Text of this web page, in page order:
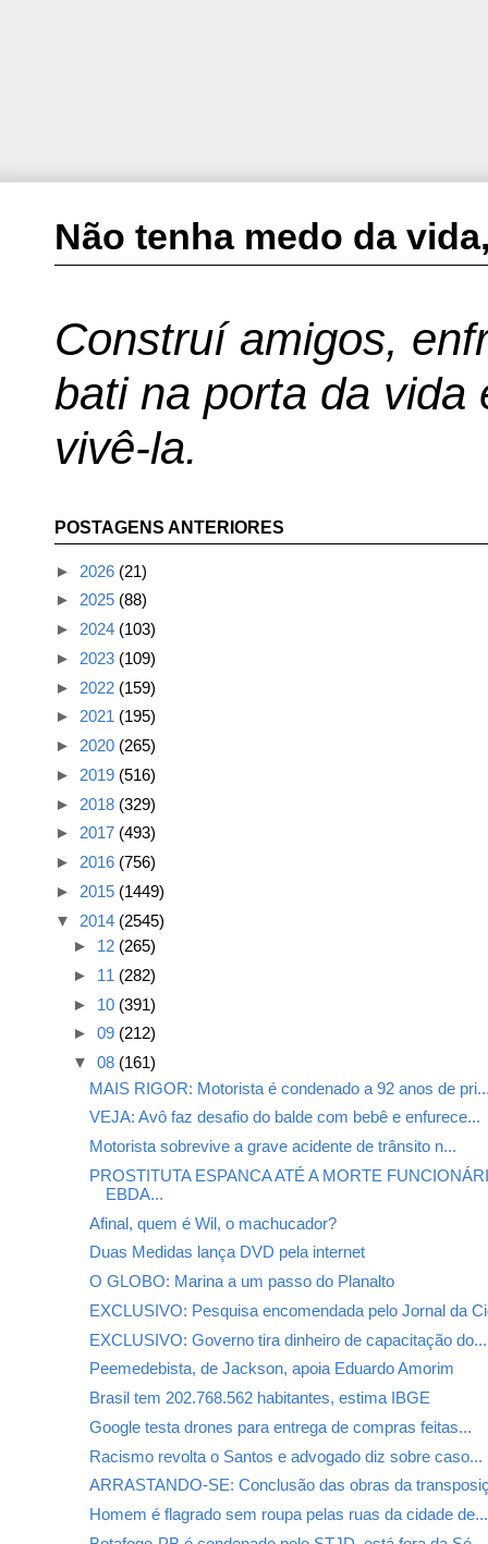
Não tenha medo da
Construí amigos,
bati na porta da vida
vivê-la.
POSTAGENS ANTERIORES
► 2026 (21)
► 2025 (88)
► 2024 (103)
► 2023 (109)
► 2022 (159)
► 2021 (195)
► 2020 (265)
► 2019 (516)
► 2018 (329)
► 2017 (493)
► 2016 (756)
► 2015 (1449)
▼ 2014 (2545)
► 12 (265)
► 11 (282)
► 10 (391)
► 09 (212)
▼ 08 (161)
MAIS RIGOR: Motorista é condenado a 92 anos de
VEJA: Avô faz desafio do balde com bebê e enfurece...
Motorista sobrevive a grave acidente de trânsito n...
PROSTITUTA ESPANCA ATÉ A MORTE
EBDA...
Afinal, quem é Wil, o machucador?
Duas Medidas lança DVD pela internet
O GLOBO: Marina a um passo do Planalto
EXCLUSIVO: Pesquisa encomendada pelo Jornal da
EXCLUSIVO: Governo tira dinheiro de capacitação do...
Peemedebista, de Jackson, apoia Eduardo Amorim
Brasil tem 202.768.562 habitantes, estima IBGE
Google testa drones para entrega de compras feitas...
Racismo revolta o Santos e advogado diz sobre caso...
ARRASTANDO-SE: Conclusão das obras da
Homem é flagrado sem roupa pelas ruas da cidade de...